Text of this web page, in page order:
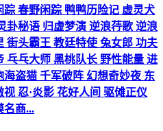
春野闲踪 鸭鸭历险记 虚灵犬
卦秘语 归虚梦演 逆浪荇歌 逆浪
街头霸王 教廷特使 兔女郎 功夫
乓乓大师 黑桃队长 野性能量 进
盗猫 千军破阵 幻想奇妙夜 东
忍·炎影 花好人间 驱傩正仪
名商...